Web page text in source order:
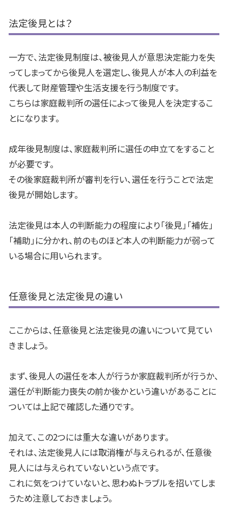
法定後見とは？
一方で、法定後見制度は、被後見人が意思決定能力を失
ってしまってから後見人を選定し、後見人が本人の利益を
代表して財産管理や生活支援を行う制度です。
こちらは家庭裁判所の選任によって後見人を決定するこ
とになります。
成年後見制度は、家庭裁判所に選任の申立てをすること
が必要です。
その後家庭裁判所が審判を行い、選任を行うことで法定
後見が開始します。
法定後見は本人の判断能力の程度により「後見」「補佐」
「補助」に分かれ、前のものほど本人の判断能力が弱って
いる場合に用いられます。
任意後見と法定後見の違い
ここからは、任意後見と法定後見の違いについて見てい
きましょう。
まず、後見人の選任を本人が行うか家庭裁判所が行うか、
選任が判断能力喪失の前か後かという違いがあることに
ついては上記で確認した通りです。
加えて、この2つには重大な違いがあります。
それは、法定後見人には取消権が与えられるが、任意後
見人には与えられていないという点です。
これに気をつけていないと、思わぬトラブルを招いてしま
うため注意しておきましょう。